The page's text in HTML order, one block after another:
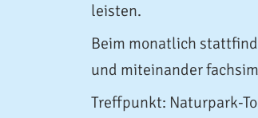
leisten.
Beim monatlich
und miteinander
Treffpunkt: Naturpark-